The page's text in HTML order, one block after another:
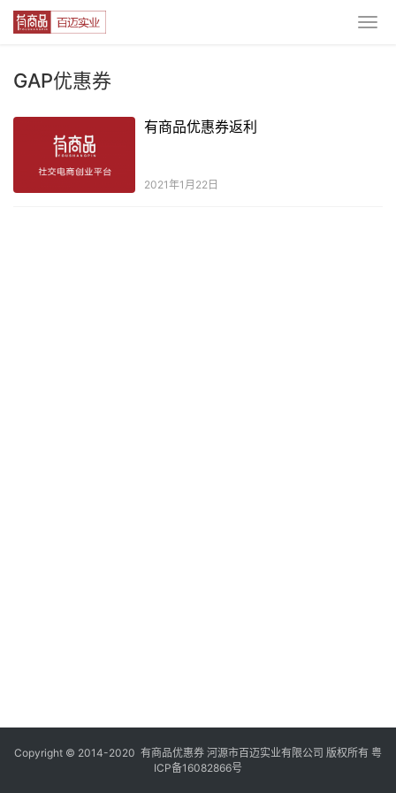
GAP优惠券
有商品优惠券返利
2021年1月22日
Copyright © 2014-2020 有商品优惠券 河源市百迈实业有限公司 版权所有 粤
ICP备16082866号